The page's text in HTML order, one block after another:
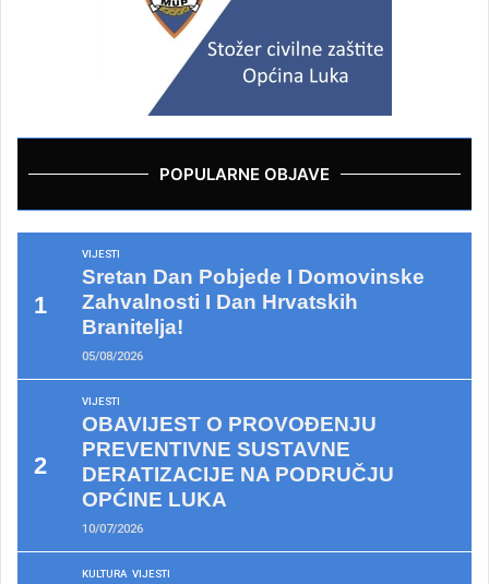
POPULARNE OBJAVE
VIJESTI
Sretan Dan Pobjede I Domovinske
Zahvalnosti I Dan Hrvatskih
Branitelja!
05/08/2026
VIJESTI
OBAVIJEST O PROVOĐENJU
PREVENTIVNE SUSTAVNE
DERATIZACIJE NA PODRUČJU
OPĆINE LUKA
10/07/2026
KULTURA VIJESTI